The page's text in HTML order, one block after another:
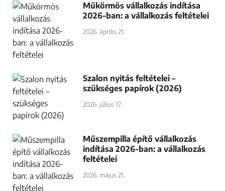
Műkörmös vállalkozás indítása
2026-ban: a vállalkozás feltételei
2026. április 21.
Szalon nyitás feltételei –
szükséges papírok (2026)
2026. július 17.
Műszempilla építő vállalkozás
indítása 2026-ban: a vállalkozás
feltételei
2026. május 21.